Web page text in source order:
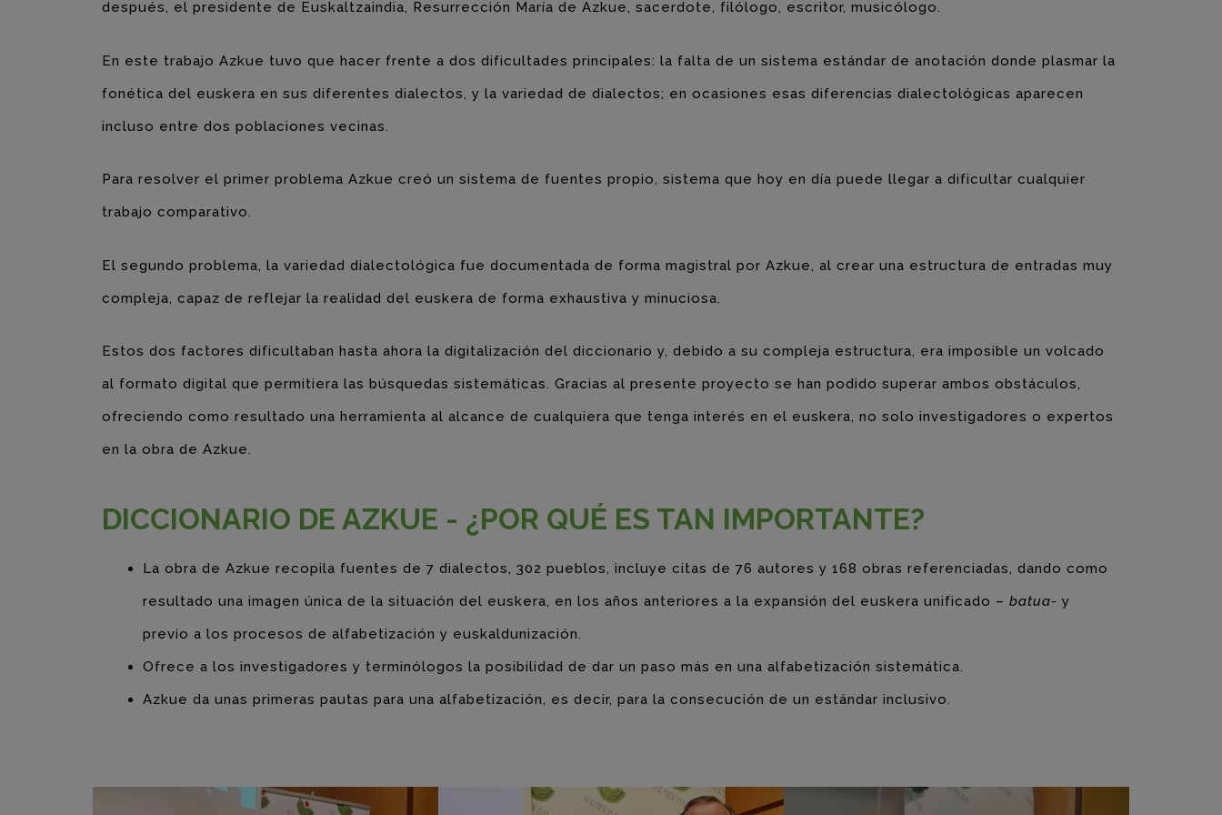
después, el presidente de Euskaltzaindia, Resurrección María de Azkue, sacerdote, filólogo, escritor, musicólogo.
En este trabajo Azkue tuvo que hacer frente a dos dificultades principales: la falta de un sistema estándar de anotación donde plasmar la
fonética del euskera en sus diferentes dialectos, y la variedad de dialectos; en ocasiones esas diferencias dialectológicas aparecen
incluso entre dos poblaciones vecinas.
Para resolver el primer problema Azkue creó un sistema de fuentes propio, sistema que hoy en día puede llegar a dificultar cualquier
trabajo comparativo.
El segundo problema, la variedad dialectológica fue documentada de forma magistral por Azkue, al crear una estructura de entradas muy
compleja, capaz de reflejar la realidad del euskera de forma exhaustiva y minuciosa.
Estos dos factores dificultaban hasta ahora la digitalización del diccionario y, debido a su compleja estructura, era imposible un volcado
al formato digital que permitiera las búsquedas sistemáticas. Gracias al presente proyecto se han podido superar ambos obstáculos,
ofreciendo como resultado una herramienta al alcance de cualquiera que tenga interés en el euskera, no solo investigadores o expertos
en la obra de Azkue.
DICCIONARIO DE AZKUE - ¿POR QUÉ ES TAN IMPORTANTE?
La obra de Azkue recopila fuentes de 7 dialectos, 302 pueblos, incluye citas de 76 autores y 168 obras referenciadas, dando como
resultado una imagen única de la situación del euskera, en los años anteriores a la expansión del euskera unificado – batua- y
previo a los procesos de alfabetización y euskaldunización.
Ofrece a los investigadores y terminólogos la posibilidad de dar un paso más en una alfabetización sistemática.
Azkue da unas primeras pautas para una alfabetización, es decir, para la consecución de un estándar inclusivo.